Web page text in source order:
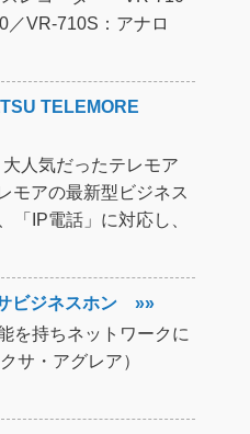
／VR-710S：アナロ
TELEMORE
人気だったテレモア
モアの最新型ビジネス
「IP電話」に対応し、
ビジネスホン »»
を持ちネットワークに
サ・アグレア）